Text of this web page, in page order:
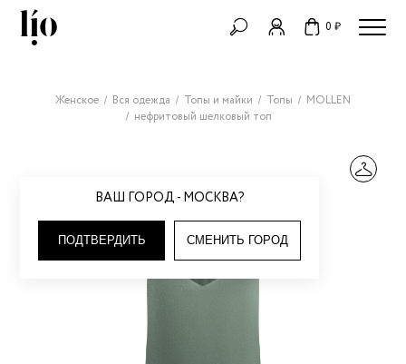
0 ₽
ВАШ ГОРОД - МОСКВА?
ПОДТВЕРДИТЬ СМЕНИТЬ ГОРОД
Женское Вся одежда Топы и майки Топы
MOLLEN
нефритовый шелковый топ